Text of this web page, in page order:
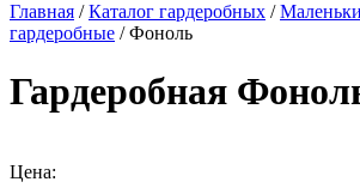
Главная /Каталог гардеробных /
гардеробные / Фоноль
Гардеробная
Цена: